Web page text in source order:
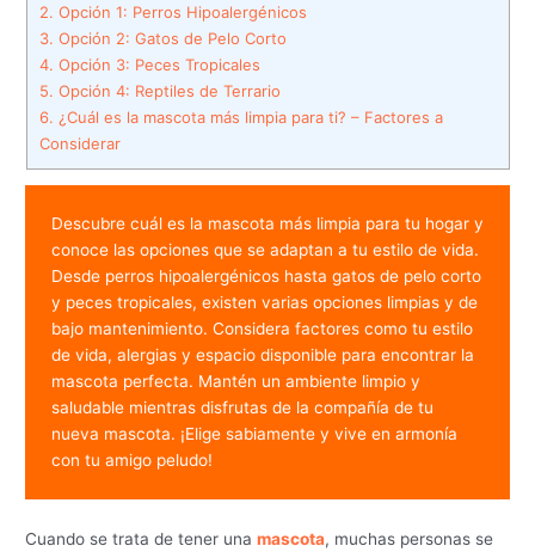
2. Opción 1: Perros Hipoalergénicos
3. Opción 2: Gatos de Pelo Corto
4. Opción 3: Peces Tropicales
5. Opción 4: Reptiles de Terrario
6. ¿Cuál es la mascota más limpia para ti? – Factores a
Considerar
Descubre cuál es la mascota más limpia para tu hogar y
conoce las opciones que se adaptan a tu estilo de vida.
Desde perros hipoalergénicos hasta gatos de pelo corto
y peces tropicales, existen varias opciones limpias y de
bajo mantenimiento. Considera factores como tu estilo
de vida, alergias y espacio disponible para encontrar la
mascota perfecta. Mantén un ambiente limpio y
saludable mientras disfrutas de la compañía de tu
nueva mascota. ¡Elige sabiamente y vive en armonía
con tu amigo peludo!
Cuando se trata de tener unamascota, muchas personas se